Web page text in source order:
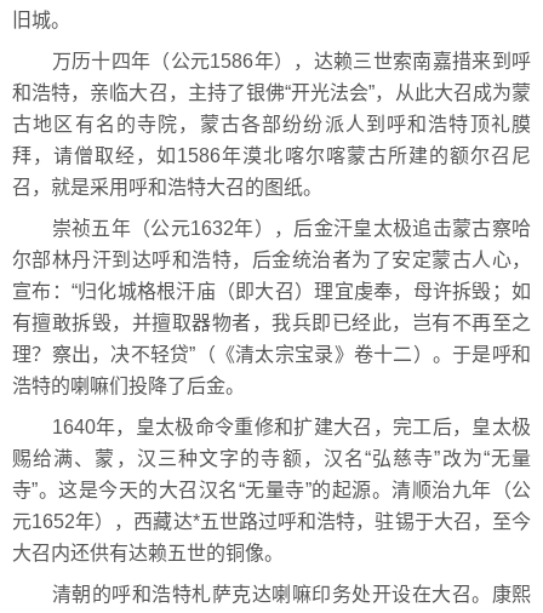
旧城。
万历十四年（公元1586年），达赖三世索南嘉措来到呼
和浩特，亲临大召，主持了银佛“开光法会”，从此大召成为蒙
古地区有名的寺院，蒙古各部纷纷派人到呼和浩特顶礼膜
拜，请僧取经，如1586年漠北喀尔喀蒙古所建的额尔召尼
召，就是采用呼和浩特大召的图纸。
崇祯五年（公元1632年），后金汗皇太极追击蒙古察哈
尔部林丹汗到达呼和浩特，后金统治者为了安定蒙古人心，
宣布：“归化城格根汗庙（即大召）理宜虔奉，母许拆毁；如
有擅敢拆毁，并擅取器物者，我兵即已经此，岂有不再至之
理？察出，决不轻贷”（《清太宗宝录》卷十二）。于是呼和
浩特的喇嘛们投降了后金。
1640年，皇太极命令重修和扩建大召，完工后，皇太极
赐给满、蒙，汉三种文字的寺额，汉名“弘慈寺”改为“无量
寺”。这是今天的大召汉名“无量寺”的起源。清顺治九年（公
元1652年），西藏达*五世路过呼和浩特，驻锡于大召，至今
大召内还供有达赖五世的铜像。
清朝的呼和浩特札萨克达喇嘛印务处开设在大召。康熙